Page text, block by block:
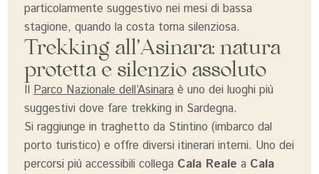
particolarmente suggestivo nei mesi di bassa
stagione, quando la costa torna silenziosa.
Trekking all’Asinara: natura
protetta e silenzio assoluto
IlParco Nazionale dell’Asinaraè uno dei luoghi più
suggestivi dove fare trekking in Sardegna.
Si raggiunge in traghetto da Stintino (imbarco dal
porto turistico) e offre diversi itinerari interni. Uno dei
percorsi più accessibili collega Cala Reale a Cala